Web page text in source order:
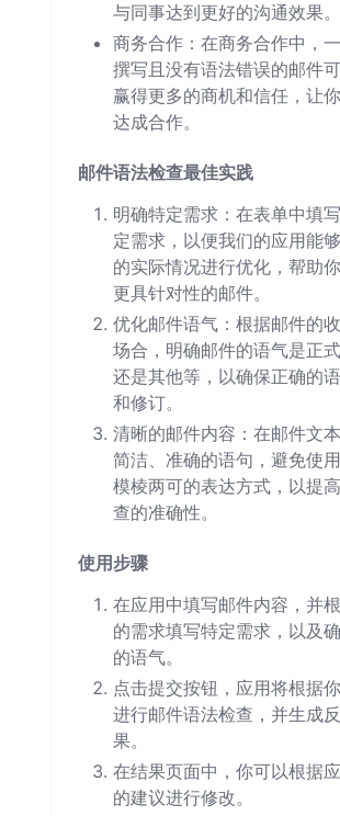
与同事达到更好的沟通效果。
商务合作：在商务合作中，
撰写且没有语法错误的邮件
赢得更多的商机和信任，让
达成合作。
邮件语法检查最佳实践
明确特定需求：在表单中填
定需求，以便我们的应用能
的实际情况进行优化，帮助
更具针对性的邮件。
优化邮件语气：根据邮件的
场合，明确邮件的语气是正
还是其他等，以确保正确的
和修订。
清晰的邮件内容：在邮件文
简洁、准确的语句，避免使
模棱两可的表达方式，以提
查的准确性。
使用步骤
在应用中填写邮件内容，并
的需求填写特定需求，以及
的语气。
点击提交按钮，应用将根据
进行邮件语法检查，并生成
果。
在结果页面中，你可以根据
的建议进行修改。